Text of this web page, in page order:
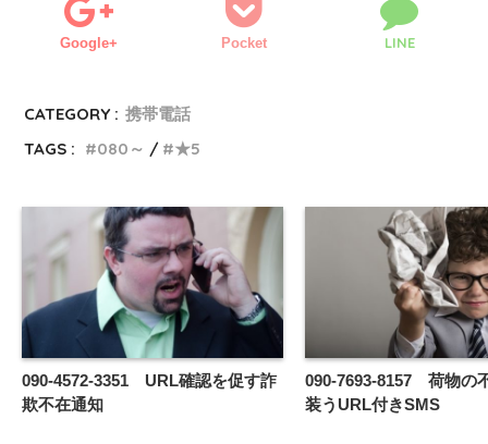
Google+ Pocket LINE
CATEGORY : 携帯電話
TAGS :
080～ ★5
090-4572-3351 URL確認を促す詐
欺不在通知
090-7693-8157 荷物の
装うURL付きSMS